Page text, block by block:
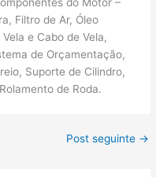
Filtro de Ar, Óleo
e Cabo de Vela,
de Orçamentação,
Suporte de Cilindro,
de Roda.
Post seguinte →